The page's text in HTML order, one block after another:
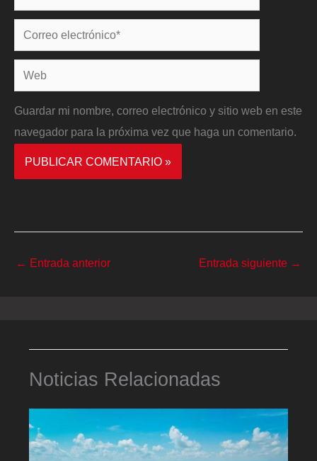
Correo
electrónico*
Web
Guardar mi nombre, correo electrónico y sitio web en este
navegador para la próxima vez que haga un comentario.
← Entrada anterior Entrada siguiente →
Noticias Relacionadas